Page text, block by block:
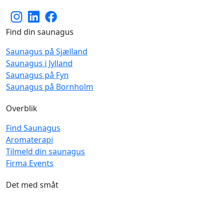
Find din saunagus
Saunagus på Sjælland
Saunagus i Jylland
Saunagus på Fyn
Saunagus på Bornholm
Overblik
Find Saunagus
Aromaterapi
Tilmeld din saunagus
Firma Events
Det med småt